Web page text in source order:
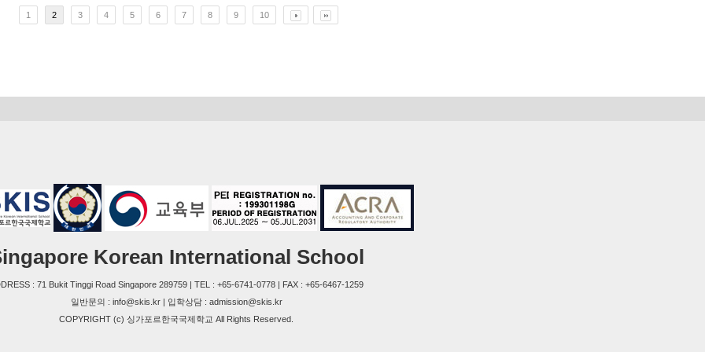
1 2 3 4 5 6 7 8 9 10
Korean International School
: 71 Bukit Tinggi Road Singapore 289759 | TEL : +65-6741-0778 | FAX : +65-6467-1259
일반문의 : info@skis.kr | 입학상담 : admission@skis.kr
COPYRIGHT (c) 싱가포르한국국제학교 All Rights Reserved.